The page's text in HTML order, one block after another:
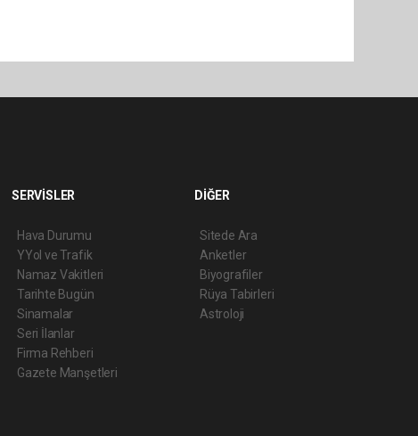
SERVİSLER
Hava Durumu
YYol ve Trafik
Namaz Vakitleri
Tarihte Bugün
Sinamalar
Seri İlanlar
Firma Rehberi
Gazete Manşetleri
DİĞER
Sitede Ara
Anketler
Biyografiler
Rüya Tabirleri
Astroloji